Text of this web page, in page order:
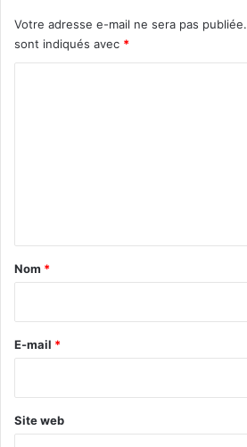
Votre adresse e-mail ne sera pas publiée.
sont indiqués avec *
a
e
Nom *
E-mail *
Site web